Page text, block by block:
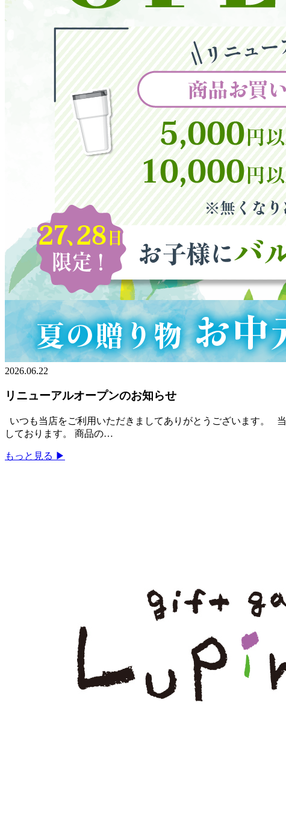
2026.06.22
リニューアルオープンのお知らせ
いつも当店をご利用いただきましてありがとうございます。
しております。 商品の…
もっと見る ▶︎